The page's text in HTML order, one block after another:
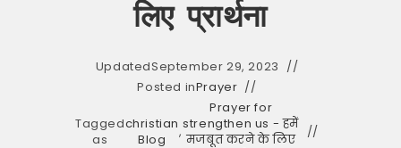
लिए प्रार्थना
UpdatedSeptember 29, 2023
Posted inPrayer
Tagged
as
christian
Blog
,
Prayer for
strengthen us - हमें
मजबूत करने के लिए